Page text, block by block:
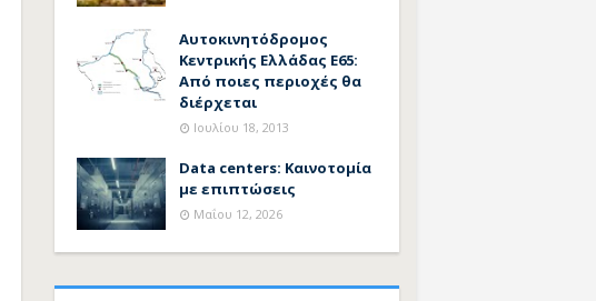
Αυτοκινητόδρομος
Κεντρικής Ελλάδας Ε65:
Από ποιες περιοχές θα
διέρχεται
Ιουλίου 18, 2013
Data centers: Καινοτομία
με επιπτώσεις
Μαΐου 12, 2026